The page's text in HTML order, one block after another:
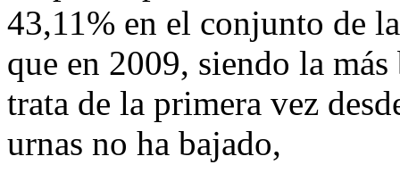
43,11% en el conjunto de
que en 2009, siendo la
trata de la primera vez
urnas no ha bajado,